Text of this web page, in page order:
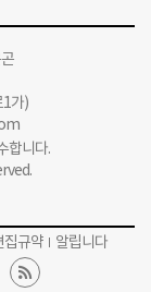
곤
1가)
합니다.
집규약 알립니다